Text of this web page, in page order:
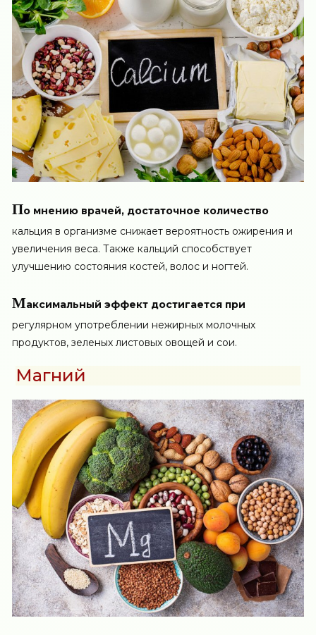
По мнению врачей, достаточное количество
кальция в организме снижает вероятность ожирения и
увеличения веса. Также кальций способствует
улучшению состояния костей, волос и ногтей.
Максимальный эффект достигается при
регулярном употреблении нежирных молочных
продуктов, зеленых листовых овощей и сои.
Магний